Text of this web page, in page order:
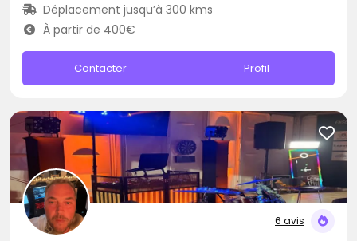
Déplacement jusqu’à 300 kms
À partir de 400€
Contacter Profil
6 avis